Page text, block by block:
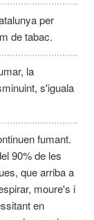
per
de tabac.
la
s'iguala
fumant.
90% de les
que arriba a
moure's i
en